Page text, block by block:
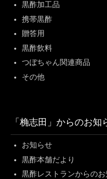
黒酢加工品
携帯黒酢
贈答用
黒酢飲料
つぼちゃん関連商品
その他
「桷志田」からのお知
お知らせ
黒酢本舗だより
黒酢レストランからの